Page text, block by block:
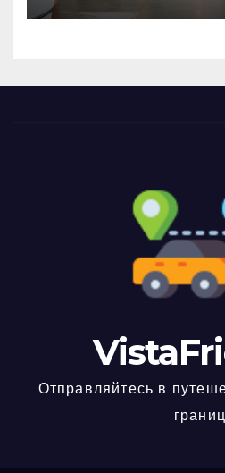
Отправляйтесь в
границ